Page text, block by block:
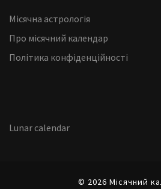
Місячна астрологія
Про місячний календар
Політика конфіденційності
Lunar calendar
© 2026 Місячний